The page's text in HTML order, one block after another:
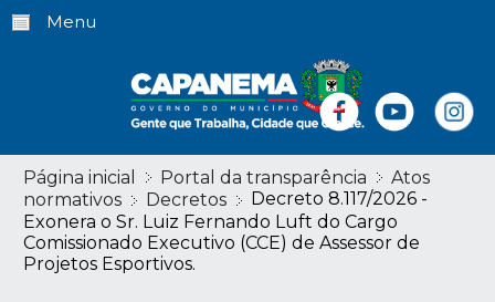
Menu
Página inicial Portal da transparência
Atos
normativos
Decretos
Decreto 8.117/2026 -
Exonera o Sr. Luiz Fernando Luft do Cargo
Comissionado Executivo (CCE) de Assessor de
Projetos Esportivos.